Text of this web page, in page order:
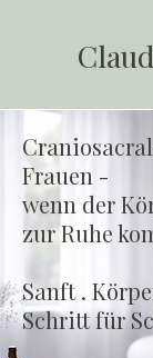
Frauen -
wenn der
zur Ruhe
Sanft .
Schritt für